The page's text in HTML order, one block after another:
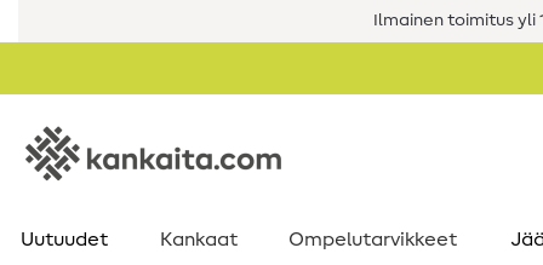
Ilmainen toimitus yli
Uutuudet Kankaat Ompelutarvikkeet